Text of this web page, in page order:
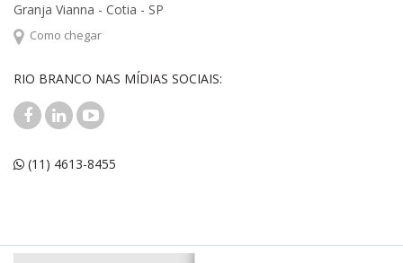
Granja Vianna - Cotia - SP
Como chegar
RIO BRANCO NAS MÍDIAS SOCIAIS:
(11) 4613-8455